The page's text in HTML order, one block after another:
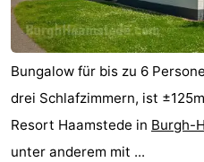
Bungalow für bis zu 6
drei Schlafzimmern, ist
Resort Haamstede in Burgh-
unter anderem mit ...